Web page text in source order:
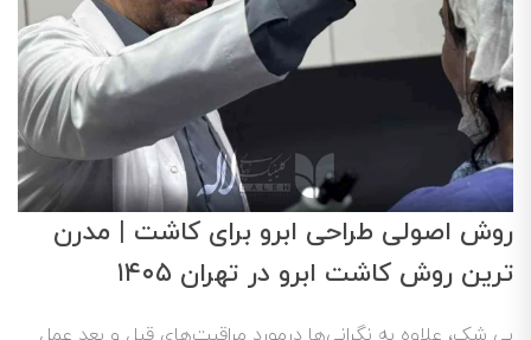
روش اصولی طراحی ابرو برای کاشت | مدرن
ترین روش کاشت ابرو در تهران ۱۴۰۵